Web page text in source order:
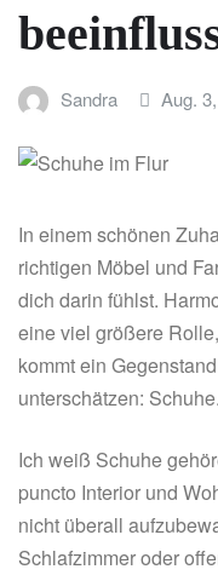
Sandra Aug.
In einem schönen
richtigen Möbel und
dich darin fühlst.
eine viel größere
kommt ein
unterschätzen: Schuhe.
Ich weiß Schuhe
puncto Interior und
nicht überall
Schlafzimmer oder